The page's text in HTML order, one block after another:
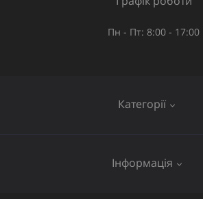
Категорії
Інформація
Пн - Пт: 8:00 - 17:00